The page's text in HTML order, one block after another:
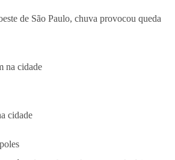
de São Paulo, chuva provocou queda
cidade